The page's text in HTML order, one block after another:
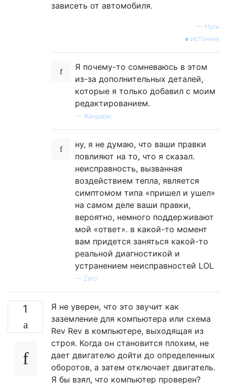
зависеть от автомобиля.
— Нуль
источник
Я почему-то сомневаюсь в этом
из-за дополнительных деталей,
которые я только добавил с моим
редактированием.
— Жандарм
ну, я не думаю, что ваши правки
повлияют на то, что я сказал.
неисправность, вызванная
воздействием тепла, является
симптомом типа «пришел и ушел»
на самом деле ваши правки,
вероятно, немного поддерживают
мой «ответ». в какой-то момент
вам придется заняться какой-то
реальной диагностикой и
устранением неисправностей LOL
— Zero
1
Я не уверен, что это звучит как
заземление для компьютера или схема
Rev Rev в компьютере, выходящая из
строя. Когда он становится плохим, не
дает двигателю дойти до определенных
оборотов, а затем отключает двигатель.
Я бы взял, что компьютер проверен?